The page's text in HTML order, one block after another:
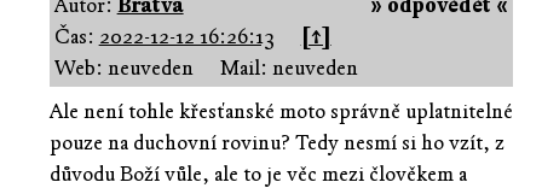
» odpovědět «
Autor: Bratva
Čas: 2022-12-12 16:26:13
[↑]
Web: neuveden
Mail: neuveden
Ale není tohle křesťanské moto správně uplatnitelné
pouze na duchovní rovinu? Tedy nesmí si ho vzít, z
důvodu Boží vůle, ale to je věc mezi člověkem a